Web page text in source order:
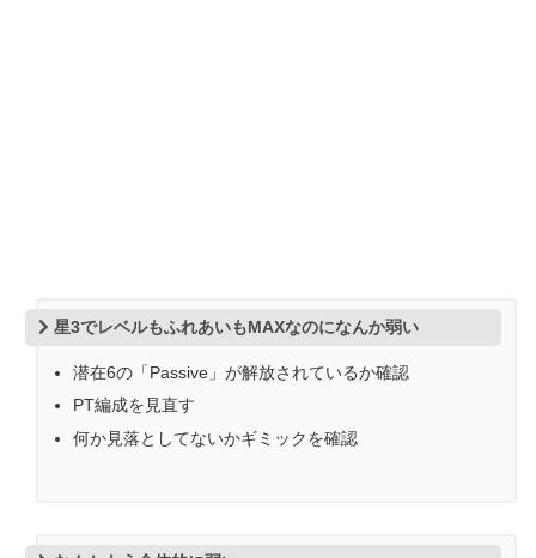
星3でレベルもふれあいもMAXなのになんか弱い
潜在6の「Passive」が解放されているか確認
PT編成を見直す
何か見落としてないかギミックを確認